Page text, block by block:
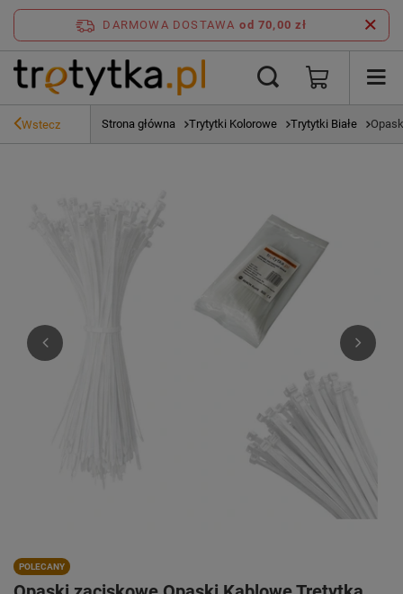
DARMOWA DOSTAWA od 70,00 zł
Wstecz Strona główna Trytytki Kolorowe Trytytki Białe
POLECANY